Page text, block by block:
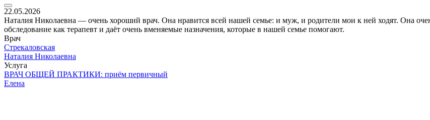
22.05.2026
Наталия Николаевна — очень хороший врач. Она нравится всей нашей семье: и муж, и родители мои к ней ходят. Она
обследование как терапевт и даёт очень вменяемые назначения, которые в нашей семье помогают.
Врач
Стрекаловская
Наталия Николаевна
Услуга
ВРАЧ ОБЩЕЙ ПРАКТИКИ: приём первичный
Елена